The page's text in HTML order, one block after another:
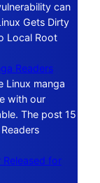
can
Gets Dirty
Local Root
Readers
Linux manga
with our
The post 15
Released for